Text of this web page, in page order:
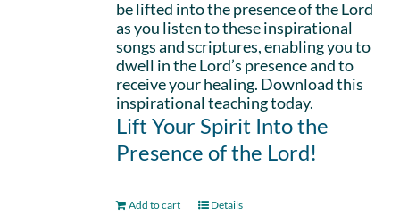
be lifted into the presence of the Lord
as you listen to these inspirational
songs and scriptures, enabling you to
dwell in the Lord’s presence and to
receive your healing. Download this
inspirational teaching today.
Lift Your Spirit Into the
Presence of the Lord!
Add to cart Details